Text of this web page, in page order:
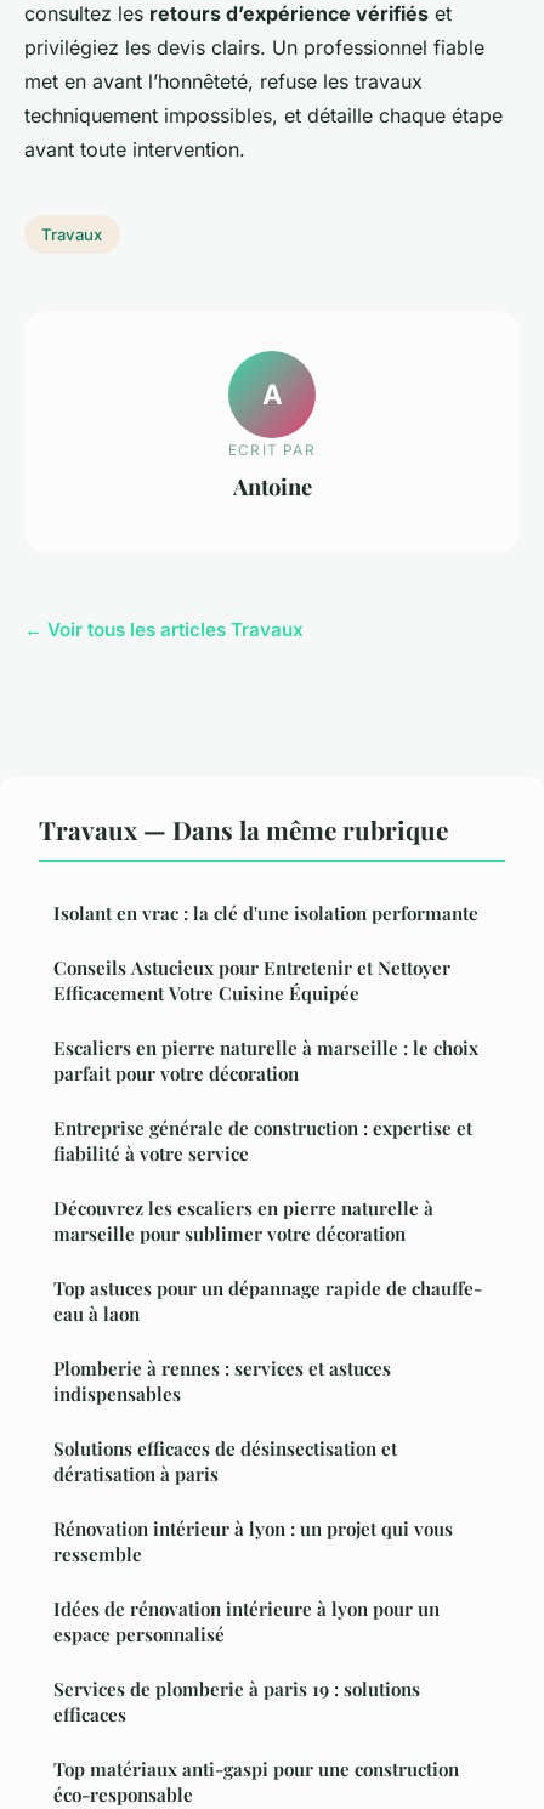
consultez les retours d’expérience vérifiés et
privilégiez les devis clairs. Un professionnel fiable
met en avant l’honnêteté, refuse les travaux
techniquement impossibles, et détaille chaque étape
avant toute intervention.
Travaux
A
ECRIT PAR
Antoine
← Voir tous les articles Travaux
Travaux — Dans la même rubrique
Isolant en vrac : la clé d'une isolation performante
Conseils Astucieux pour Entretenir et Nettoyer
Efficacement Votre Cuisine Équipée
Escaliers en pierre naturelle à marseille : le choix
parfait pour votre décoration
Entreprise générale de construction : expertise et
fiabilité à votre service
Découvrez les escaliers en pierre naturelle à
marseille pour sublimer votre décoration
Top astuces pour un dépannage rapide de chauffe-
eau à laon
Plomberie à rennes : services et astuces
indispensables
Solutions efficaces de désinsectisation et
dératisation à paris
Rénovation intérieur à lyon : un projet qui vous
ressemble
Idées de rénovation intérieure à lyon pour un
espace personnalisé
Services de plomberie à paris 19 : solutions
efficaces
Top matériaux anti-gaspi pour une construction
éco-responsable